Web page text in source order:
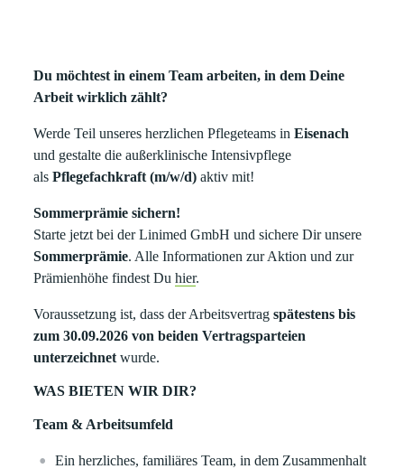
Du möchtest in einem Team arbeiten, in dem Deine
Arbeit wirklich zählt?
Werde Teil unseres herzlichen Pflegeteams in Eisenach
und gestalte die außerklinische Intensivpflege
alsPflegefachkraft (m/w/d) aktiv mit!
Sommerprämie sichern!
Starte jetzt bei der Linimed GmbH und sichere Dir unsere
Sommerprämie. Alle Informationen zur Aktion und zur
Prämienhöhe findest Duhier.
Voraussetzung ist, dass der Arbeitsvertragspätestens bis
zum 30.09.2026 von beiden Vertragsparteien
unterzeichnet wurde.
WAS BIETEN WIR DIR?
Team & Arbeitsumfeld
Ein herzliches, familiäres Team, in dem Zusammenhalt